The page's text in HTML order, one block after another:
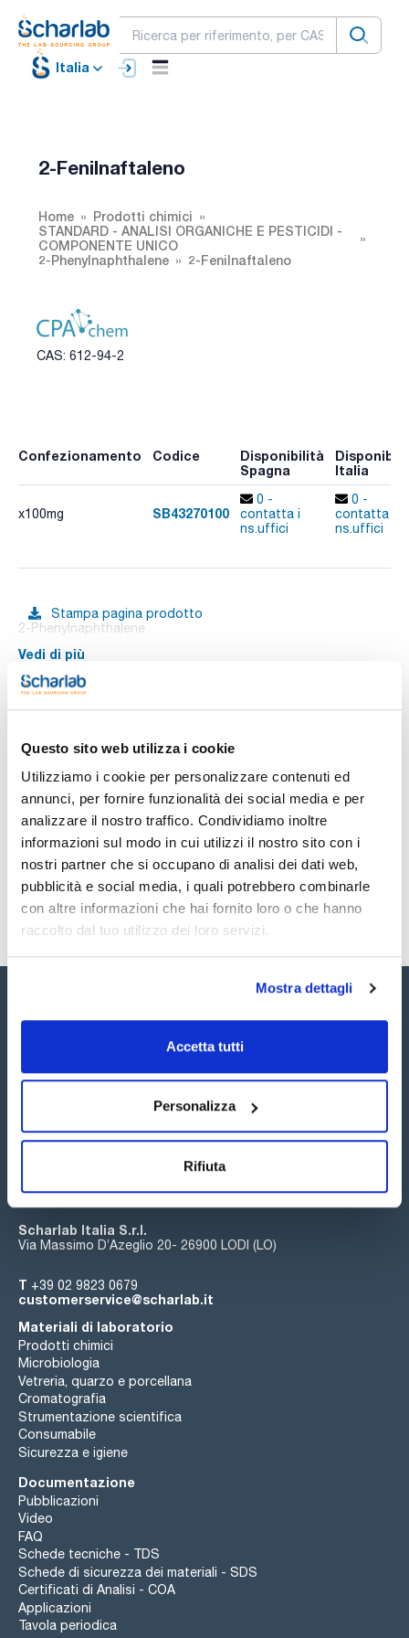
Questo sito web utilizza i cookie
Utilizziamo i cookie per personalizzare contenuti ed
annunci, per fornire funzionalità dei social media e per
analizzare il nostro traffico. Condividiamo inoltre
informazioni sul modo in cui utilizzi il nostro sito con i
nostri partner che si occupano di analisi dei dati web,
pubblicità e social media, i quali potrebbero combinarle
con altre informazioni che hai fornito loro o che hanno
raccolto dal tuo utilizzo dei loro servizi.
Mostra dettagli
Accetta tutti
Personalizza
Rifiuta
Italia
2-Fenilnaftaleno
Home
Prodotti chimici
STANDARD - ANALISI ORGANICHE E PESTICIDI -
COMPONENTE UNICO
2-Phenylnaphthalene
2-Fenilnaftaleno
CAS: 612-94-2
Confezionamento Codice
Disponibilità
Spagna
Italia
x100mg SB43270100
0 -
contatta i
ns.uffici
0 -
contatta i
ns.uffici
Stampa pagina prodotto
2-Phenylnaphthalene
Vedi di più
Documentazione tecnica
TDS / Scheda tecnica
Registrati per i download
COA
Registrati per i download
SDS / Scheda di
Sicurezza
Registrati per i download
Seguici:
Iscriviti alla Newsletter
Scharlab Italia S.r.l.
Via Massimo D’Azeglio 20- 26900 LODI (LO)
T +39 02 9823 0679
customerservice@scharlab.it
Materiali di laboratorio
Prodotti chimici
Microbiologia
Vetreria, quarzo e porcellana
Cromatografia
Strumentazione scientifica
Consumabile
Sicurezza e igiene
Documentazione
Pubblicazioni
Video
FAQ
Schede tecniche - TDS
Schede di sicurezza dei materiali - SDS
Certificati di Analisi - COA
Applicazioni
Tavola periodica